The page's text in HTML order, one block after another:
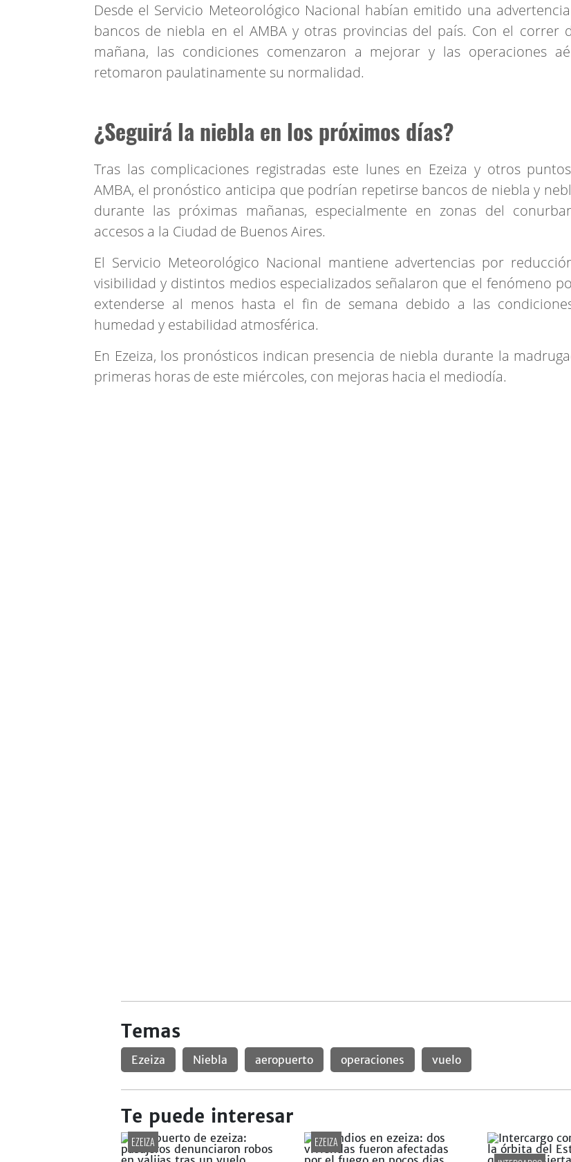
Desde el Servicio Meteorológico Nacional habían emitido una
bancos de niebla en el AMBA y otras provincias del país. Con el correr
mañana, las condiciones comenzaron a mejorar y las operaciones
retomaron paulatinamente su normalidad.
¿Seguirá la niebla en los próximos días?
Tras las complicaciones registradas este lunes en Ezeiza y otros
AMBA, el pronóstico anticipa que podrían repetirse bancos de niebla y
durante las próximas mañanas, especialmente en zonas del
accesos a la Ciudad de Buenos Aires.
El Servicio Meteorológico Nacional mantiene advertencias por
visibilidad y distintos medios especializados señalaron que el fenómeno
extenderse al menos hasta el fin de semana debido a las
humedad y estabilidad atmosférica.
En Ezeiza, los pronósticos indican presencia de niebla durante la
primeras horas de este miércoles, con mejoras hacia el mediodía.
Temas
Ezeiza Niebla aeropuerto operaciones vuelo
Te puede interesar
EZEIZA EZEIZA